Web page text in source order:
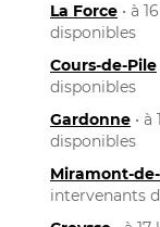
La Force • à
disponibles
Cours-de-Pile
disponibles
Gardonne •
disponibles
Miramont-
intervenants